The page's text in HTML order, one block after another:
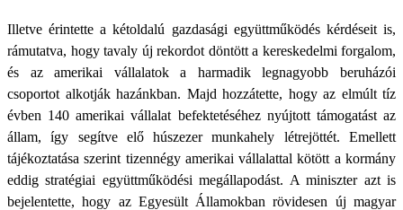
Illetve érintette a kétoldalú gazdasági együttműködés kérdéseit is,
rámutatva, hogy tavaly új rekordot döntött a kereskedelmi forgalom,
és az amerikai vállalatok a harmadik legnagyobb beruházói
csoportot alkotják hazánkban. Majd hozzátette, hogy az elmúlt tíz
évben 140 amerikai vállalat befektetéséhez nyújtott támogatást az
állam, így segítve elő húszezer munkahely létrejöttét. Emellett
tájékoztatása szerint tizennégy amerikai vállalattal kötött a kormány
eddig stratégiai együttműködési megállapodást. A miniszter azt is
bejelentette, hogy az Egyesült Államokban rövidesen új magyar